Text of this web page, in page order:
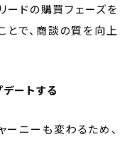
ードの購買フェーズを
とで、商談の質を向上
ートする
ーニーも変わるため、